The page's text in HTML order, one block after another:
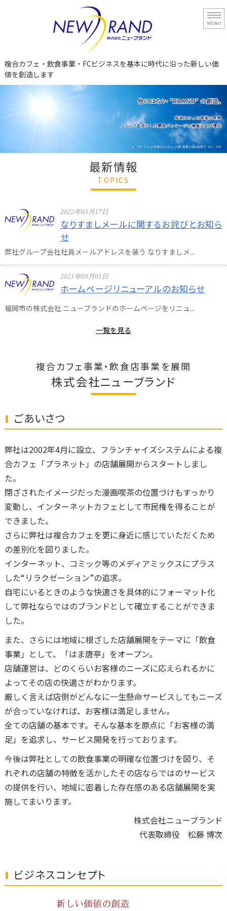
株式会社ニューブ
複合カフェ・飲食事業・FCビジネスを基本に時代に沿った新しい価
値を創造します
ホーム
企業情報
最新情報
TOPICS
2022年03月17日
なりすましメールに関するお詫びとお知ら
せ
弊社グループ会社社員メールアドレスを装う なりすましメ...
2021年09月01日
ホームページリニューアルのお知らせ
福岡市の株式会社 ニューブランドのホームページをリニュ...
一覧を見る
複合カフェ事業・飲食店事業を展開
株式会社ニューブランド
ごあいさつ
弊社は2002年4月に設立、フランチャイズシステムによる複
合カフェ「プラネット」の店舗展開からスタートしまし
た。
閉ざされたイメージだった漫画喫茶の位置づけもすっかり
変動し、インターネットカフェとして市民権を得ることが
できました。
さらに弊社は複合カフェを更に身近に感じていただくため
の差別化を図りました。
インターネット、コミック等のメディアミックスにプラス
した“リラクゼーション”の追求。
自宅にいるときのような快適さを具体的にフォーマット化
して弊社ならではのブランドとして確立することができま
した。
また、さらには地域に根ざした店舗展開をテーマに「飲食
事業」として、「はま唐亭」をオープン。
店舗運営は、どのくらいお客様のニーズに応えられるかに
よってその店の快適さがわかります。
厳しく言えば店側がどんなに一生懸命サービスしてもニーズ
が合っていなければ、お客様は満足しません。
全ての店舗の基本です。そんな基本を原点に「お客様の満
足」を追求し、サービス開発を行っております。
今後は弊社としての飲食事業の明確な位置づけを図り、そ
れぞれの店舗の特徴を活かしたその店ならではのサービス
の提供を行い、地域に密着した存在感のある店舗展開を実
施してまいります。
株式会社ニューブランド
代表取締役 松藤 博次
ビジネスコンセプト